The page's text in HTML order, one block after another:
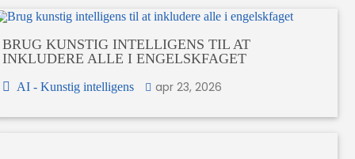
BRUG KUNSTIG INTELLIGENS TIL AT
INKLUDERE ALLE I ENGELSKFAGET
AI - Kunstig intelligens apr 23, 2026